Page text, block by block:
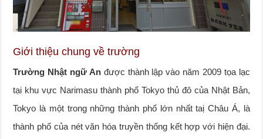
Giới thiệu chung về trường
Trường Nhật ngữ Anđược thành lập vào năm 2009 tọa lạc
tại khu vực Narimasu thành phố Tokyo thủ đô của Nhật Bản,
Tokyo là một trong những thành phố lớn nhất taị Châu Á, là
thành phố của nét văn hóa truyền thống kết hợp với hiện đại.